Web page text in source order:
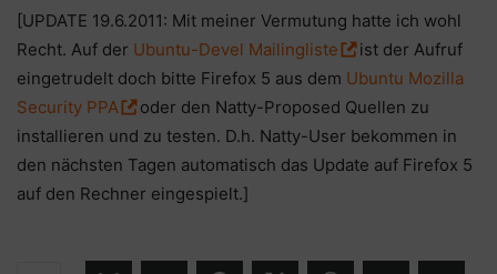
[UPDATE 19.6.2011: Mit meiner Vermutung hatte ich wohl
Recht. Auf der Ubuntu-Devel Mailingliste
ist der Aufruf
eingetrudelt doch bitte Firefox 5 aus dem Ubuntu Mozilla
Security PPA
oder den Natty-Proposed Quellen zu
installieren und zu testen. D.h. Natty-User bekommen in
den nächsten Tagen automatisch das Update auf Firefox 5
auf den Rechner eingespielt.]